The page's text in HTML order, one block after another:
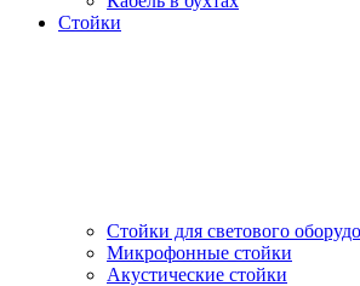
Стойки
Стойки для светового
Микрофонные стойки
Акустические стойки